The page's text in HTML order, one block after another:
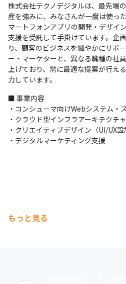
株式会社テクノデジタルは、最先端
産を強みに、みなさんが一度は使っ
マートフォンアプリの開発・デザイ
支援を受託して手掛けています。企
り、顧客のビジネスを細やかにサポ
ー・マーケターと、異なる職種の社
上げており、常に最適な提案が行え
力しています。
■ 事業内容
・コンシューマ向けWebシステム・
・クラウド型インフラアーキテクチ
・クリエイティブデザイン（UI/UX設
・デジタルマーケティング支援
もっと見る